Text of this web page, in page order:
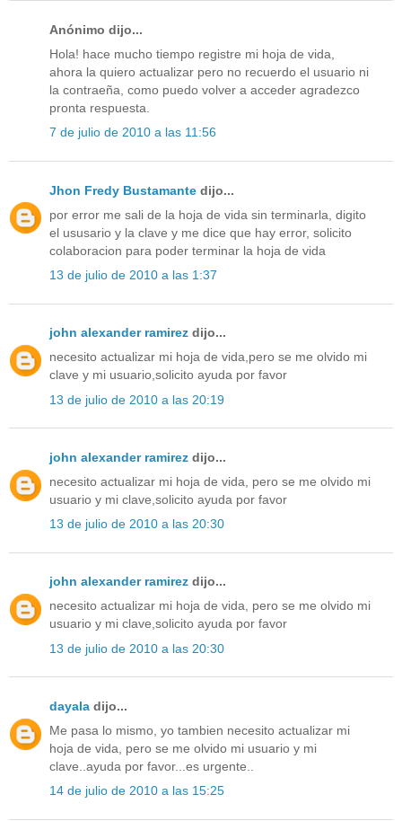
Anónimo dijo...
Hola! hace mucho tiempo registre mi hoja de vida,
ahora la quiero actualizar pero no recuerdo el usuario ni
la contraeña, como puedo volver a acceder agradezco
pronta respuesta.
7 de julio de 2010 a las 11:56
Jhon Fredy Bustamante dijo...
por error me sali de la hoja de vida sin terminarla, digito
el ususario y la clave y me dice que hay error, solicito
colaboracion para poder terminar la hoja de vida
13 de julio de 2010 a las 1:37
john alexander ramirez dijo...
necesito actualizar mi hoja de vida,pero se me olvido mi
clave y mi usuario,solicito ayuda por favor
13 de julio de 2010 a las 20:19
john alexander ramirez dijo...
necesito actualizar mi hoja de vida, pero se me olvido mi
usuario y mi clave,solicito ayuda por favor
13 de julio de 2010 a las 20:30
john alexander ramirez dijo...
necesito actualizar mi hoja de vida, pero se me olvido mi
usuario y mi clave,solicito ayuda por favor
13 de julio de 2010 a las 20:30
dayala dijo...
Me pasa lo mismo, yo tambien necesito actualizar mi
hoja de vida, pero se me olvido mi usuario y mi
clave..ayuda por favor...es urgente..
14 de julio de 2010 a las 15:25